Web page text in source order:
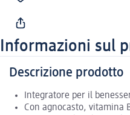
Informazioni sul
Descrizione prodotto
Integratore per il
Con agnocasto, vitamina